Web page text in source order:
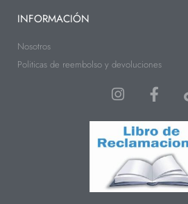
INFORMACIÓN
Nosotros
Politicas de reembolso y devoluciones
I
s
t
a
g
r
a
F
a
c
e
b
o
o
k